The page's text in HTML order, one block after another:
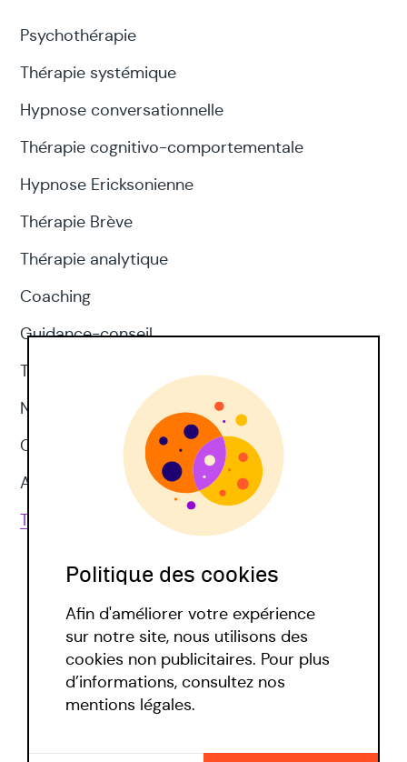
Psychothérapie
Thérapie systémique
Hypnose conversationnelle
Thérapie cognitivo-comportementale
Hypnose Ericksonienne
Thérapie Brève
Thérapie analytique
Coaching
Guidance-conseil
Thérapie d'acceptation et d'engagement
Neuropsychologie
CNV
Approches corporelles
Toutes les techniques
Politique covid
Politique des cookies
Afin d'améliorer votre expérience
sur notre site, nous utilisons des
cookies non publicitaires. Pour plus
d’informations, consultez nos
mentions légales.